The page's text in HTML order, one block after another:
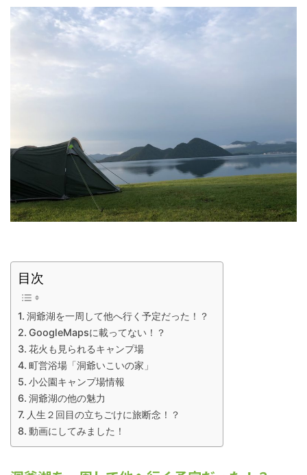
目次
洞爺湖を一周して他へ行く予定だった！？
GoogleMapsに載ってない！？
花火も見られるキャンプ場
町営浴場「洞爺いこいの家」
小公園キャンプ場情報
洞爺湖の他の魅力
人生２回目の立ちごけに旅断念！？
動画にしてみました！